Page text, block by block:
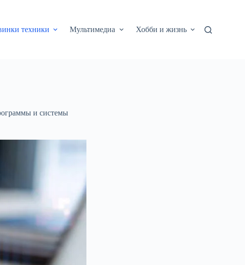
техники Мультимедиа Хобби и жизнь
и системы